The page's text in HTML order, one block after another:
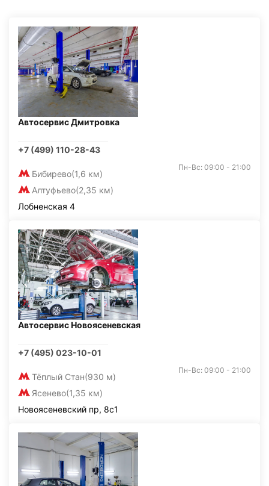
Автосервис Дмитровка
+7 (499) 110-28-43
Бибирево(1,6 км)
Алтуфьево(2,35 км)
Пн-Вс: 09:00 - 21:00
Лобненская 4
Автосервис Новоясеневская
+7 (495) 023-10-01
Тёплый Стан(930 м)
Ясенево(1,35 км)
Пн-Вс: 09:00 - 21:00
Новоясеневский пр, 8с1